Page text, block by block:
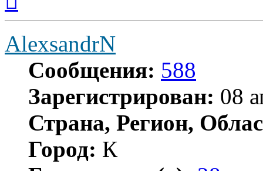
началу
AlexsandrN
Сообщения: 588
Зарегистрирован: 08
Страна, Регион,
Город: К